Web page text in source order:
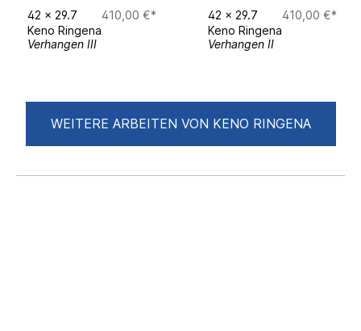
42 x 29.7
410,00 €*
Keno Ringena
Verhangen III
42 x 29.7
410,00 €*
Keno Ringena
Verhangen II
WEITERE ARBEITEN VON KENO RINGENA